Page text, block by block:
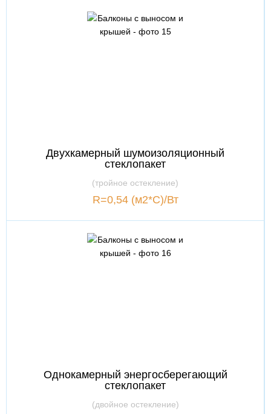
Двухкамерный шумоизоляционный
стеклопакет
(тройное остекление)
R=0,54 (м2*С)/Вт
Однокамерный энергосберегающий
стеклопакет
(двойное остекление)